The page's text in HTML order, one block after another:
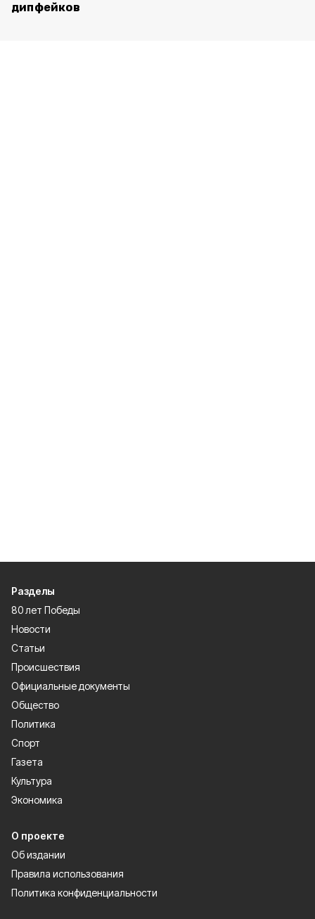
дипфейков
Разделы
80 лет Победы
Новости
Статьи
Происшествия
Официальные документы
Общество
Политика
Спорт
Газета
Культура
Экономика
О проекте
Об издании
Правила использования
Политика конфиденциальности